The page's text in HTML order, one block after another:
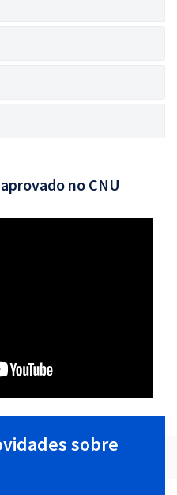
no CNU
sobre